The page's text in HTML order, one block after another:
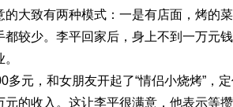
的大致有两种模式：一是有店面，烤的
都较少。李平回家后，身上不到一万元
多元，和女朋友开起了“情侣小烧烤”，
元的收入。这让李平很满意，他表示等